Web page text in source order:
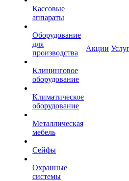
Кассовые
аппараты
Оборудование
для
производства
Клининговое
оборудование
Климатическое
оборудование
Металлическая
мебель
Сейфы
Охранные
системы
Акции